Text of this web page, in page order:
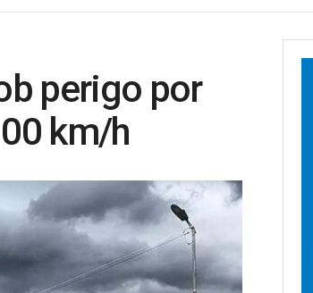
perigo por
km/h